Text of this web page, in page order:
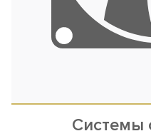
Системы